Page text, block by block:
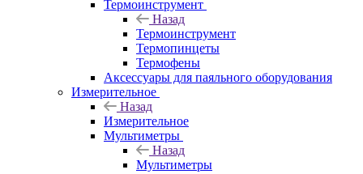
Термоинструмент
Назад
Термоинструмент
Термопинцеты
Термофены
Аксессуары для паяльного оборудования
Измерительное
Назад
Измерительное
Мультиметры
Назад
Мультиметры